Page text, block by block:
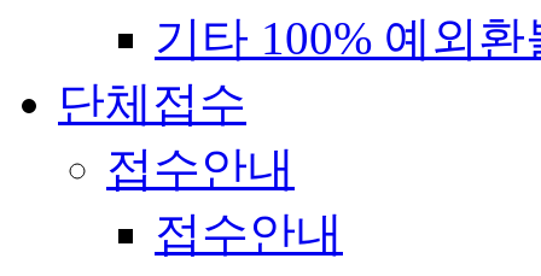
기타 100% 예외환
단체접수
접수안내
접수안내